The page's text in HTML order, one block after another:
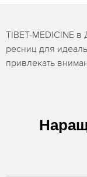
TIBET-MEDICINE
ресниц для
привлекать